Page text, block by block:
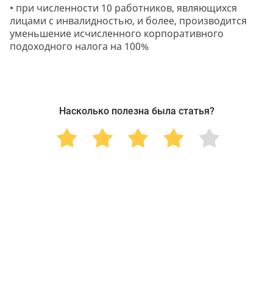
• при численности 10 работников, являющихся
лицами с инвалидностью, и более, производится
уменьшение исчисленного корпоративного
подоходного налога на 100%
Насколько полезна была статья?